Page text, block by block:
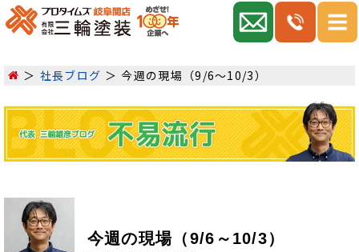
社長ブログ 今週の現場（9/6～10/3）
今週の現場（9/6～10/3）